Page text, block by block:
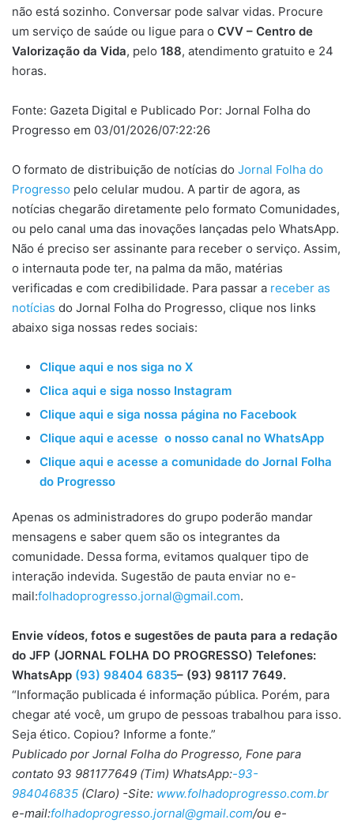
não está sozinho. Conversar pode salvar vidas. Procure
um serviço de saúde ou ligue para o CVV – Centro de
Valorização da Vida, pelo 188, atendimento gratuito e 24
horas.
Fonte: Gazeta Digital e Publicado Por: Jornal Folha do
Progresso em 03/01/2026/07:22:26
O formato de distribuição de notícias do Jornal Folha do
Progresso pelo celular mudou. A partir de agora, as
notícias chegarão diretamente pelo formato Comunidades,
ou pelo canal uma das inovações lançadas pelo WhatsApp.
Não é preciso ser assinante para receber o serviço. Assim,
o internauta pode ter, na palma da mão, matérias
verificadas e com credibilidade. Para passar a receber as
notícias do Jornal Folha do Progresso, clique nos links
abaixo siga nossas redes sociais:
Clique aqui e nos siga no X
Clica aqui e siga nosso Instagram
Clique aqui e siga nossa página no Facebook
Clique aqui e acesse o nosso canal no WhatsApp
Clique aqui e acesse a comunidade do Jornal Folha
do Progresso
Apenas os administradores do grupo poderão mandar
mensagens e saber quem são os integrantes da
comunidade. Dessa forma, evitamos qualquer tipo de
interação indevida. Sugestão de pauta enviar no e-
mail:folhadoprogresso.jornal@gmail.com.
Envie vídeos, fotos e sugestões de pauta para a redação
do JFP (JORNAL FOLHA DO PROGRESSO) Telefones:
WhatsApp (93) 98404 6835– (93) 98117 7649.
“Informação publicada é informação pública. Porém, para
chegar até você, um grupo de pessoas trabalhou para isso.
Seja ético. Copiou? Informe a fonte.”
Publicado por Jornal Folha do Progresso, Fone para
contato 93 981177649 (Tim) WhatsApp:-93-
984046835 (Claro) -Site: www.folhadoprogresso.com.br
e-mail:folhadoprogresso.jornal@gmail.com/ou e-